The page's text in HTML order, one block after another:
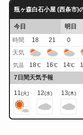
瓶ヶ森白石小屋 (西条市)
今日
明日
時間
18 21 0
天気
気温 18℃ 16℃ 14℃
7日間天気予報
11(火) 12(水) 13(木)